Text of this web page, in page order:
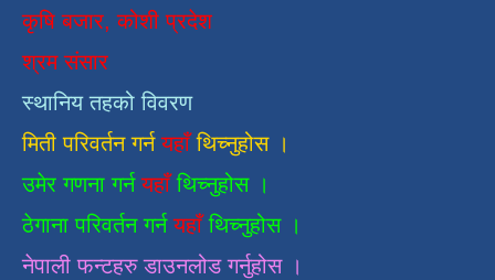
कृषि बजार, कोशी प्रदेश
श्रम संसार
स्थानिय तहको विवरण
मिती परिवर्तन गर्न यहाँ थिच्नुहोस ।
उमेर गणना गर्नयहाँथिच्नुहोस ।
ठेगाना परिवर्तन गर्नयहाँ थिच्नुहोस ।
नेपाली फन्टहरु डाउनलोड गर्नुहोस ।